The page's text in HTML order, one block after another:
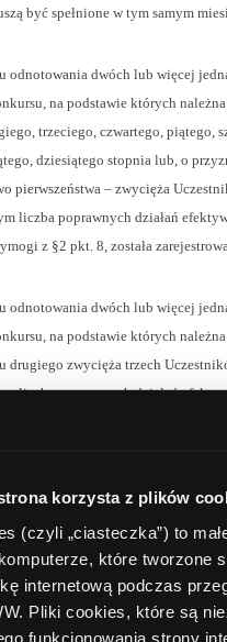
korzysta z plików
(czyli „ciasteczka”) to
które tworzone
internetową podczas
Pliki cookies, które są
funkcjonowania strony
być spełnione w tym samym
odnotowania dwóch lub więcej
na podstawie których
trzeciego, czwartego, piątego,
dziesiątego stopnia lub, o
pierwszeństwa – zwycięża
liczba poprawnych działań
z §2 pkt. 8, została
odnotowania dwóch lub więcej
na podstawie których
drugiego zwycięża trzech
liczba poprawnych działań
z §2 pkt. 12, została
do Organizatora, po
oraz spełnienia przez
zastrzega sobie prawo do